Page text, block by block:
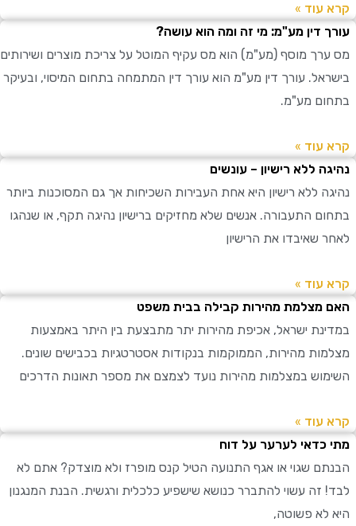
»
דין מע"מ: מי זה ומה הוא עושה?
מוסף (מע"מ) הוא מס עקיף המוטל על צריכת מוצרים ושירותים
עורך דין מע"מ הוא עורך דין המתמחה בתחום המיסוי, ובעיקר
מע"מ.
»
ללא רישיון – עונשים
ללא רישיון היא אחת העבירות השכיחות אך גם המסוכנות ביותר
התעבורה. אנשים שלא מחזיקים ברישיון נהיגה תקף, או שנהגו
שאיבדו את הרישיון
»
מצלמת מהירות קבילה בבית משפט
ישראל, אכיפת מהירות יתר מתבצעת בין היתר באמצעות
מהירות, הממוקמות בנקודות אסטרטגיות בכבישים שונים.
במצלמות מהירות נועד לצמצם את מספר תאונות הדרכים
»
לערער על דוח
שגוי או אגף התנועה הטיל קנס מופרז ולא מוצדק? אתם לא
זה עשוי להתברר כנושא שישפיע כלכלית ורגשית. הבנת המנגנון
פשוטה,